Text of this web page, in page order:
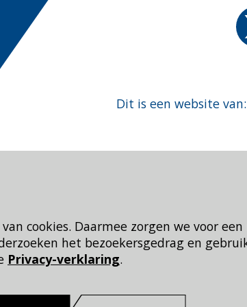
cookies. Daarmee zorgen we voor
het bezoekersgedrag en
Privacy-verklaring.
Dit is een website van: